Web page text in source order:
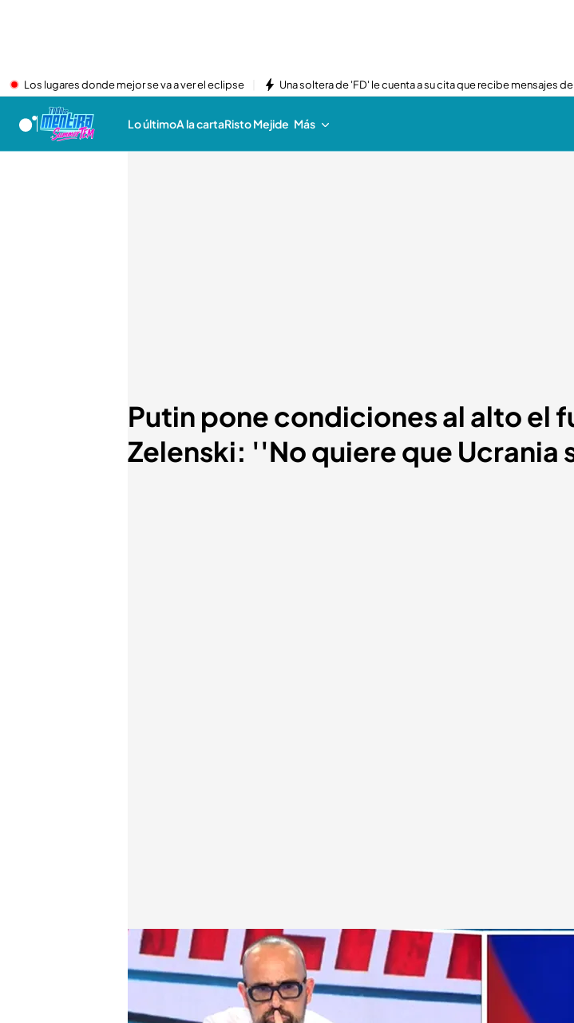
Los lugares donde mejor se va a ver el eclipse Una soltera de 'FD' le cuenta a su cita que recibe mensajes
Lo últimoA la cartaRisto Mejide Más
Putin pone condiciones al alto el
Zelenski: ''No quiere que Ucrania
Última hora sobre el pacto entre Trump y Zelenski
Todo es mentira
13 MAR 2025 - 18:13h.